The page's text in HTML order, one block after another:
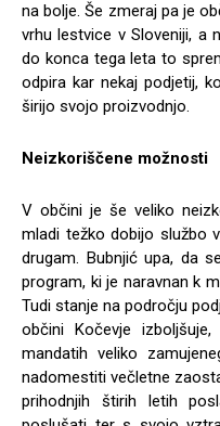
na bolje. Še zmeraj pa je
vrhu lestvice v Sloveniji, a
do konca tega leta to
odpira kar nekaj podjetij,
širijo svojo proizvodnjo.
Neizkoriščene možnosti
V občini je še veliko
mladi težko dobijo službo
drugam. Bubnjić upa, da
program, ki je naravnan k
Tudi stanje na področju
občini Kočevje
mandatih veliko
nadomestiti večletne
prihodnjih štirih letih